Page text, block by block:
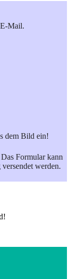
Mail.
dem Bild ein!
Das Formular kann
werden.